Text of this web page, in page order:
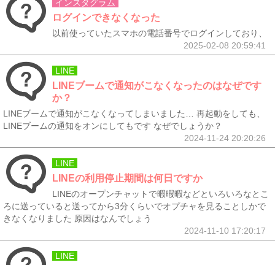
インスタグラム
ログインできなくなった
以前使っていたスマホの電話番号でログインしており、
2025-02-08 20:59:41
LINE
LINEブームで通知がこなくなったのはなぜです
か？
LINEブームで通知がこなくなってしまいました… 再起動をしても、
LINEブームの通知をオンにしてもです なぜでしょうか？
2024-11-24 20:20:26
LINE
LINEの利用停止期間は何日ですか
LINEのオープンチャットで暇暇暇などといろいろなとこ
ろに送っていると送ってから3分くらいでオプチャを見ることしかで
きなくなりました 原因はなんでしょう
2024-11-10 17:20:17
LINE